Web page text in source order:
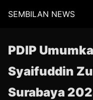
SEMBILAN NEWS
PDIP
Syaifuddin
Surabaya